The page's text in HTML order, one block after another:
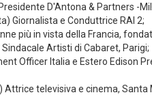
D'Antona & Partners -
Giornalista e Conduttrice RAI 2;
più in vista della Francia,
Artisti di Cabaret, Parigi;
Officer Italia e Estero Edison
televisiva e cinema, Santa